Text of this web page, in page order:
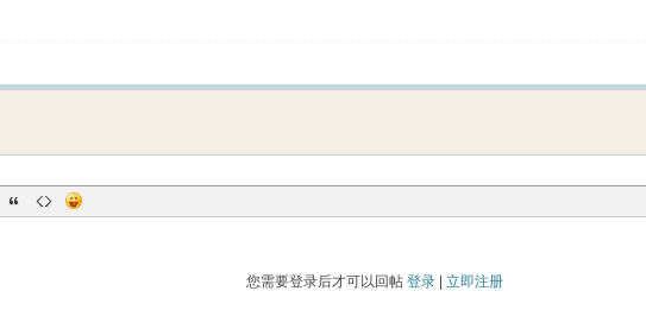
您需要登录后才可以回帖 登录| 立即注册